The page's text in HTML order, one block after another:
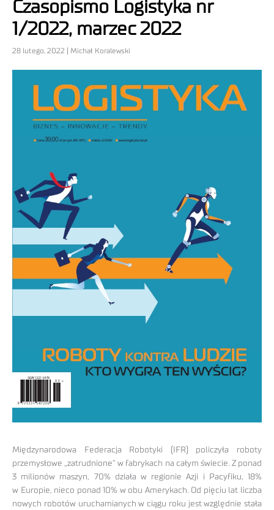
Czasopismo Logistyka nr
1/2022, marzec 2022
28 lutego, 2022 | Michał Koralewski
Międzynarodowa Federacja Robotyki (IFR) policzyła roboty
przemysłowe „zatrudnione” w fabrykach na całym świecie. Z ponad
3 milionów maszyn, 70% działa w regionie Azji i Pacyfiku, 18%
w Europie, nieco ponad 10% w obu Amerykach. Od pięciu lat liczba
nowych robotów uruchamianych w ciągu roku jest względnie stała